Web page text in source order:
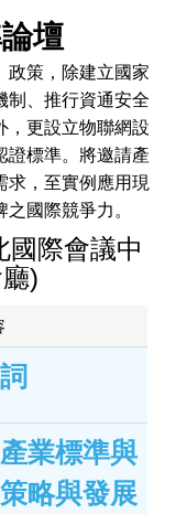
壇
政策，除建立國家
制、推行資通安全
，更設立物聯網設
證標準。將邀請產
求，至實例應用現
國際競爭力。
國際會議中
)
業標準與
略與發展